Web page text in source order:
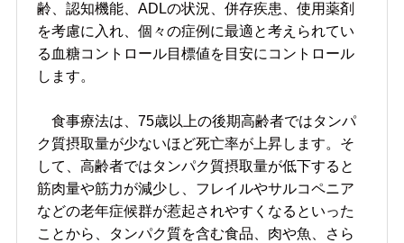
齢、認知機能、ADLの状況、併存疾患、使用薬剤
を考慮に入れ、個々の症例に最適と考えられてい
る血糖コントロール目標値を目安にコントロール
します。
食事療法は、75歳以上の後期高齢者ではタンパ
ク質摂取量が少ないほど死亡率が上昇します。そ
して、高齢者ではタンパク質摂取量が低下すると
筋肉量や筋力が減少し、フレイルやサルコペニア
などの老年症候群が惹起されやすくなるといった
ことから、タンパク質を含む食品、肉や魚、さら